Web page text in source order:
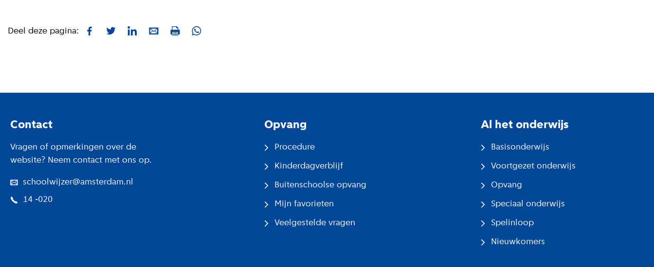
Deel deze pagina: Facebook
TwitterLinkedInE-mailPrint Whatsapp
Contact
Vragen of opmerkingen over de
website? Neem contact met ons op.
schoolwijzer@amsterdam.nl
14 -020
Opvang
Procedure
Kinderdagverblijf
Buitenschoolse opvang
Mijn favorieten
Veelgestelde vragen
Al het onderwijs
Basisonderwijs
Voortgezet onderwijs
Opvang
Speciaal onderwijs
Spelinloop
Nieuwkomers